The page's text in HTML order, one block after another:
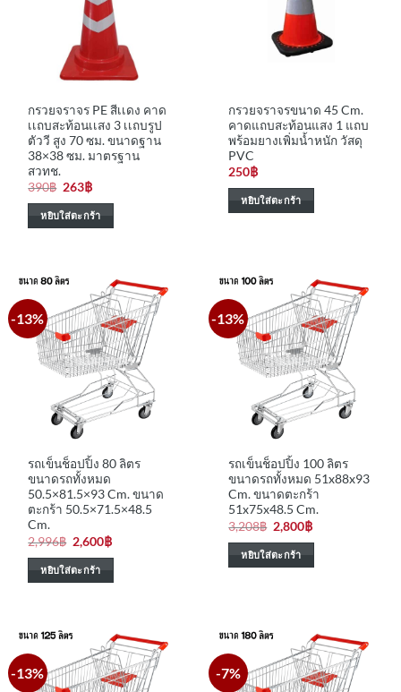
กรวยจราจร PE สีเเดง คาด
เเถบสะท้อนเเสง 3 เเถบรูป
ตัววี สูง 70 ซม. ขนาดฐาน
38×38 ซม. มาตรฐาน
สวทช.
390฿ Original
price
was:
390฿.
263฿Current
is:
263฿.
หยิบใส่ตะกร้า
กรวยจราจรขนาด 45 Cm.
คาดแถบสะท้อนแสง 1 แถบ
พร้อมยางเพิ่มน้ำหนัก วัสดุ
PVC
250฿
หยิบใส่ตะกร้า
-13%
รถเข็นช็อปปิ้ง 80 ลิตร
ขนาดรถทั้งหมด
50.5×81.5×93 Cm. ขนาด
ตะกร้า 50.5×71.5×48.5
Cm.
2,996฿ Original
price
was:
2,996฿.
2,600฿Current
หยิบใส่ตะกร้า
-13%
รถเข็นช็อปปิ้ง 100 ลิตร
ขนาดรถทั้งหมด 51x88x93
Cm. ขนาดตะกร้า
51x75x48.5 Cm.
3,208฿ Original
price
was:
3,208฿.
2,800฿Current
หยิบใส่ตะกร้า
-13% -7%